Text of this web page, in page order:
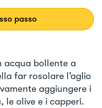
passo
acqua bollente a
far rosolare l’aglio
aggiungere i
le olive e i capperi.